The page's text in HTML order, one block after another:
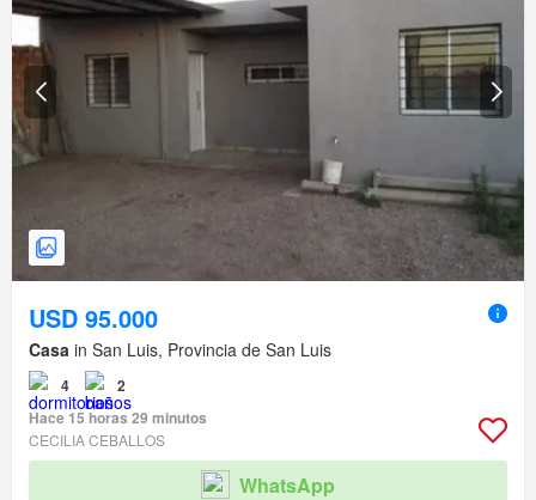
USD 95.000
Casa in San Luis, Provincia de San Luis
4
2
Hace 15 horas 29 minutos
CECILIA CEBALLOS
WhatsApp